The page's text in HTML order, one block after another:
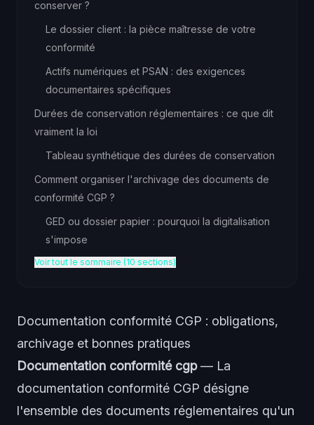
conserver ?
Le dossier client : la pièce maîtresse de votre
conformité
Actifs numériques et PSAN : des exigences
documentaires spécifiques
Durées de conservation réglementaires : ce que dit
vraiment la loi
Tableau synthétique des durées de conservation
Comment organiser l'archivage des documents de
conformité CGP ?
GED ou dossier papier : pourquoi la digitalisation
s'impose
Voir tout le sommaire (10 sections)
Documentation conformité CGP : obligations,
archivage et bonnes pratiques
Documentation conformité cgp— La
documentation conformité CGP désigne
l'ensemble des documents réglementaires qu'un